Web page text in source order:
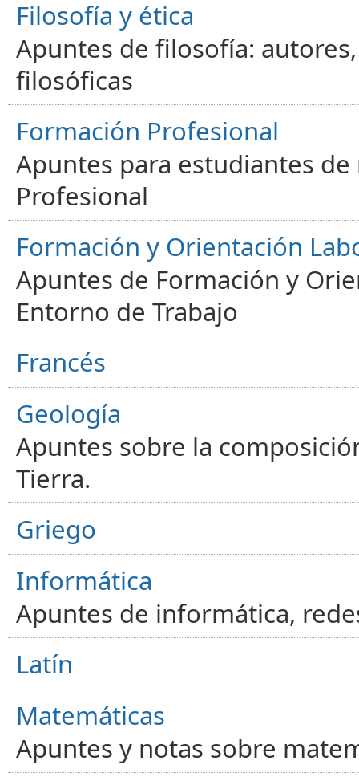
Filosofía y ética
Apuntes de filosofía:
filosóficas
Formación Profesional
Apuntes para estudiantes
Profesional
Formación y Orientación
Apuntes de Formación y
Entorno de Trabajo
Francés
Geología
Apuntes sobre la
Tierra.
Griego
Informática
Apuntes de informática,
Latín
Matemáticas
Apuntes y notas sobre